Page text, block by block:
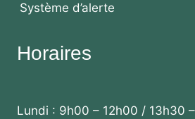
Système d’alerte
Horaires
Lundi : 9h00 – 12h00 / 13h30